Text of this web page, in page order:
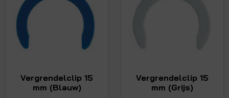
Vergrendelclip 15
mm (Blauw)
Vergrendelclip 15
mm (Grijs)